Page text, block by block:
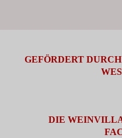
GEFÖRDERT
DIE